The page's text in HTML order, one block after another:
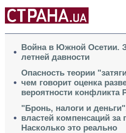
Война в Южной Осетии.
летней давности
Опасность теории
чем говорит оценка
вероятности конфликта
"Бронь, налоги и
властей компенсаций за
Насколько это реально